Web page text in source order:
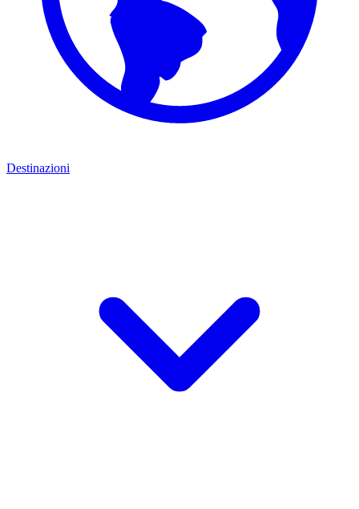
Destinazioni